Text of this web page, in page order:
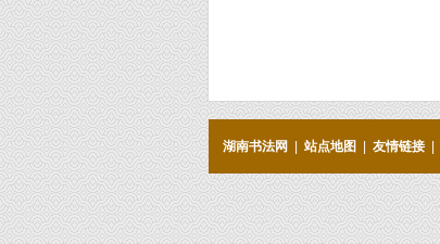
湖南书法网 站点地图 友情链接